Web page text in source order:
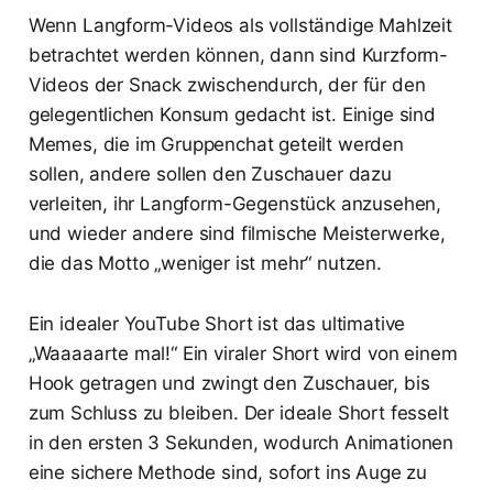
Wenn Langform-Videos als vollständige Mahlzeit
betrachtet werden können, dann sind Kurzform-
Videos der Snack zwischendurch, der für den
gelegentlichen Konsum gedacht ist. Einige sind
Memes, die im Gruppenchat geteilt werden
sollen, andere sollen den Zuschauer dazu
verleiten, ihr Langform-Gegenstück anzusehen,
und wieder andere sind filmische Meisterwerke,
die das Motto „weniger ist mehr“ nutzen.
Ein idealer YouTube Short ist das ultimative
„Waaaaarte mal!“ Ein viraler Short wird von einem
Hook getragen und zwingt den Zuschauer, bis
zum Schluss zu bleiben. Der ideale Short fesselt
in den ersten 3 Sekunden, wodurch Animationen
eine sichere Methode sind, sofort ins Auge zu